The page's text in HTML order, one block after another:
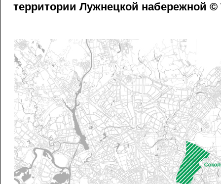
территории Лужнецкой набережной ©